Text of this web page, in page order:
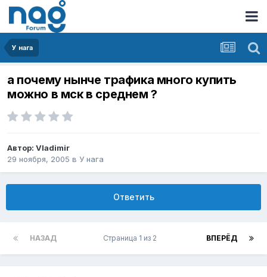
У нага
а почему нынче трафика много купить
можно в мск в среднем ?
Автор: Vladimir
29 ноября, 2005 в У нага
Ответить
НАЗАД ВПЕРЁД
Страница 1 из 2